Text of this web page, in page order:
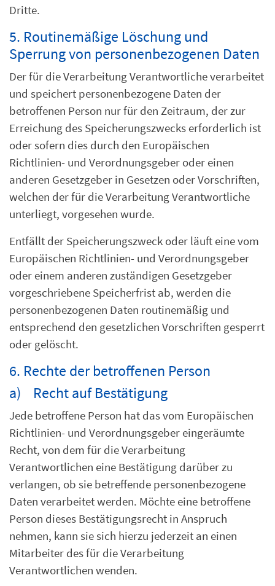
Dritte.
5. Routinemäßige Löschung und
Sperrung von personenbezogenen Daten
Der für die Verarbeitung Verantwortliche verarbeitet
und speichert personenbezogene Daten der
betroffenen Person nur für den Zeitraum, der zur
Erreichung des Speicherungszwecks erforderlich ist
oder sofern dies durch den Europäischen
Richtlinien- und Verordnungsgeber oder einen
anderen Gesetzgeber in Gesetzen oder Vorschriften,
welchen der für die Verarbeitung Verantwortliche
unterliegt, vorgesehen wurde.
Entfällt der Speicherungszweck oder läuft eine vom
Europäischen Richtlinien- und Verordnungsgeber
oder einem anderen zuständigen Gesetzgeber
vorgeschriebene Speicherfrist ab, werden die
personenbezogenen Daten routinemäßig und
entsprechend den gesetzlichen Vorschriften gesperrt
oder gelöscht.
6. Rechte der betroffenen Person
a) Recht auf Bestätigung
Jede betroffene Person hat das vom Europäischen
Richtlinien- und Verordnungsgeber eingeräumte
Recht, von dem für die Verarbeitung
Verantwortlichen eine Bestätigung darüber zu
verlangen, ob sie betreffende personenbezogene
Daten verarbeitet werden. Möchte eine betroffene
Person dieses Bestätigungsrecht in Anspruch
nehmen, kann sie sich hierzu jederzeit an einen
Mitarbeiter des für die Verarbeitung
Verantwortlichen wenden.